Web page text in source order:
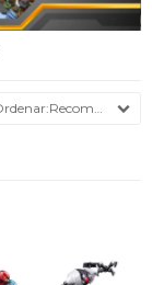
Recomendados